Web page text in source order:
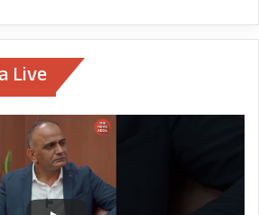
नरेन्द्र मोदी की प्रेरणा से
Live